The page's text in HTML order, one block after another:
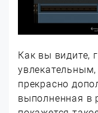
Как вы видите,
прекрасно
выполненная в